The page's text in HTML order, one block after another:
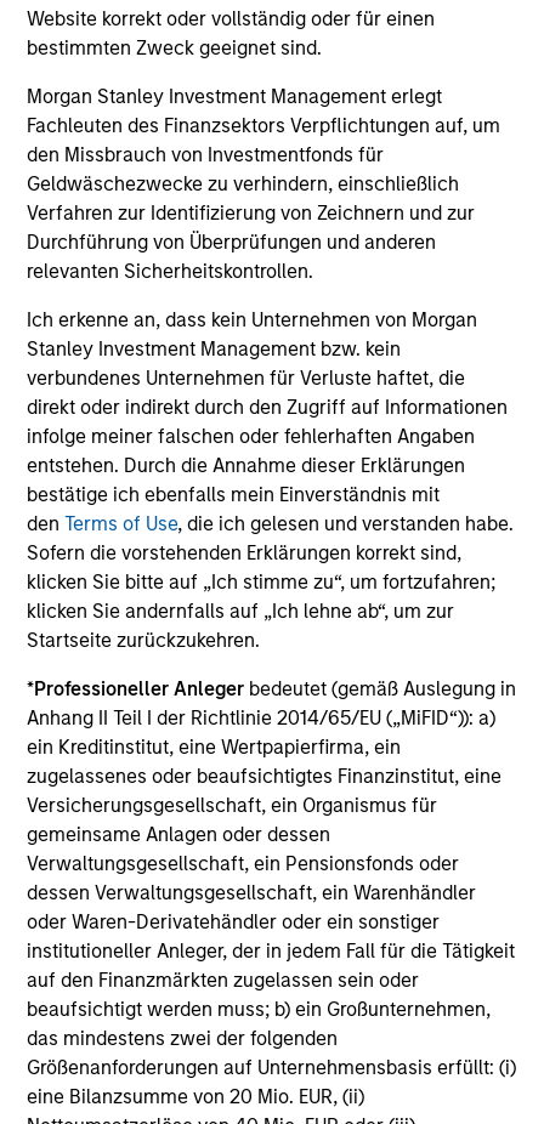
Website korrekt oder vollständig oder für einen
bestimmten Zweck geeignet sind.
Morgan Stanley Investment Management erlegt
Fachleuten des Finanzsektors Verpflichtungen auf, um
den Missbrauch von Investmentfonds für
Geldwäschezwecke zu verhindern, einschließlich
Verfahren zur Identifizierung von Zeichnern und zur
Durchführung von Überprüfungen und anderen
relevanten Sicherheitskontrollen.
Ich erkenne an, dass kein Unternehmen von Morgan
Stanley Investment Management bzw. kein
verbundenes Unternehmen für Verluste haftet, die
direkt oder indirekt durch den Zugriff auf Informationen
infolge meiner falschen oder fehlerhaften Angaben
entstehen. Durch die Annahme dieser Erklärungen
bestätige ich ebenfalls mein Einverständnis mit
denTerms of Use, die ich gelesen und verstanden habe.
Sofern die vorstehenden Erklärungen korrekt sind,
klicken Sie bitte auf „Ich stimme zu“, um fortzufahren;
klicken Sie andernfalls auf „Ich lehne ab“, um zur
Startseite zurückzukehren.
*Professioneller Anleger bedeutet (gemäß Auslegung in
Anhang II Teil I der Richtlinie 2014/65/EU („MiFID“)): a)
ein Kreditinstitut, eine Wertpapierfirma, ein
zugelassenes oder beaufsichtigtes Finanzinstitut, eine
Versicherungsgesellschaft, ein Organismus für
gemeinsame Anlagen oder dessen
Verwaltungsgesellschaft, ein Pensionsfonds oder
dessen Verwaltungsgesellschaft, ein Warenhändler
oder Waren-Derivatehändler oder ein sonstiger
institutioneller Anleger, der in jedem Fall für die Tätigkeit
auf den Finanzmärkten zugelassen sein oder
beaufsichtigt werden muss; b) ein Großunternehmen,
das mindestens zwei der folgenden
Größenanforderungen auf Unternehmensbasis erfüllt: (i)
eine Bilanzsumme von 20 Mio. EUR, (ii)
und der Rücknahme von Anteilen anfallen, werden nicht
berücksichtigt. Alle Performance- und Index-Daten
stammen von Morgan Stanley Investment Management
Der Wert der Anlagen und der mit ihnen erzielten Erträge
können sowohl steigen als auch fallen. Es ist daher
möglich, dass Anleger das ursprünglich investierte Kapital
nicht in voller Höhe zurückerhalten.
Die Performance versteht sich nach Abzug der Gebühren.
Die Angaben zur Performance des laufenden Jahres sind
nicht annualisiert. Die Performance von anderen
Sie sich bitte gründlich mit den Anlagezielen und -risiken
sowie den Kosten und Gebühren des Fonds auseinander,
bevor Sie eine Anlageentscheidung treffen.
Der Einsatz von Fremdkapital erhöht die Risiken, so dass
eine relativ kleine Bewegung im Wert einer Anlage zu einer
unverhältnismäßig großen Bewegung, sowohl im negativen
als auch im positiven Sinne, im Wert dieser Anlage und
damit auch im Wert des Fonds führen kann.
Die auf dieser Webseite verfügbaren Unterlagen beziehen
sich auf mehrere Teilfonds der Morgan Stanley Investment
Management Funds-Reihe. Bitte beachten Sie, dass nicht
alle Teilfonds in allen Ländern verfügbar sind und Teilfonds
nicht für Personen mit Wohnsitz in Ländern verfügbar sind,
den jeweils geltenden Gesetzen oder Vorschriften
zuwiderlaufen würde.
Je höher die Kategorie (1-7), desto höher ist der mögliche
Ertrag, aber auch das Risiko, den ursprünglich angelegten
Betrag zu verlieren. Kategorie 1 bedeutet nicht, dass es sich
um eine risikofreie Anlage handelt. Bitte beachten Sie die
BasisInformationsBlatt („BIB“) des Fonds unter Ressourcen,
die Risikoeinstufungen und -hinweise für die einzelnen
Anlageklassen enthalten.
DasMorningstar Rating™(Sterne-Rating) für Fonds wird
für Vermögensverwaltungsprodukte (wie Investmentfonds,
Variable-Annuity- und Variable-Life-Unterkonten (variable
Renten- und Lebensversicherung), börsennotierte Fonds,
geschlossene Fonds und separate Konten) berechnet, die
seit mindestens drei Jahren existieren. Börsennotierte
Fonds und offene Investmentfonds werden zu
Vergleichszwecken zu einer Kategorie zusammengefasst.